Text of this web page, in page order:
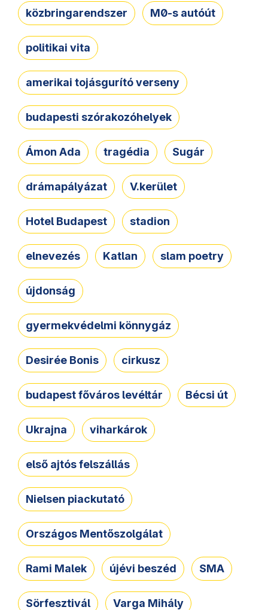
közbringarendszer M0-s autóút
politikai vita
amerikai tojásgurító verseny
budapesti szórakozóhelyek
Ámon Ada tragédia Sugár
drámapályázat V.kerület
Hotel Budapest stadion
elnevezés Katlan slam poetry
újdonság
gyermekvédelmi könnygáz
Desirée Bonis cirkusz
budapest főváros levéltár Bécsi út
Ukrajna viharkárok
első ajtós felszállás
Nielsen piackutató
Országos Mentőszolgálat
Rami Malek újévi beszéd SMA
Sörfesztivál Varga Mihály